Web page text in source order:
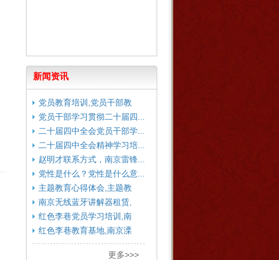
新闻资讯
党员教育培训,党员干部教
育...
党员干部学习贯彻二十届四...
二十届四中全会党员干部学...
二十届四中全会精神学习培...
赵明才联系方式，南京雷锋...
党性是什么？党性是什么意...
主题教育心得体会,主题教
育...
南京无线蓝牙讲解器租赁,
南...
红色李巷党员学习培训,南
京...
红色李巷教育基地,南京溧
水...
更多>>>